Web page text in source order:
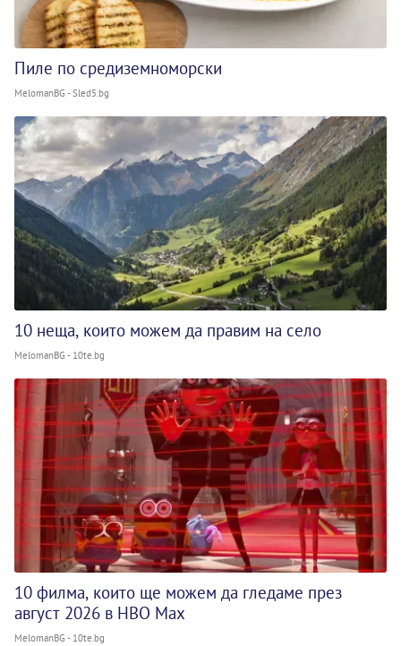
Пиле по средиземноморски
MelomanBG - Sled5.bg
10 неща, които можем да правим на село
MelomanBG - 10te.bg
10 филма, които ще можем да гледаме през
август 2026 в HBO Max
MelomanBG - 10te.bg